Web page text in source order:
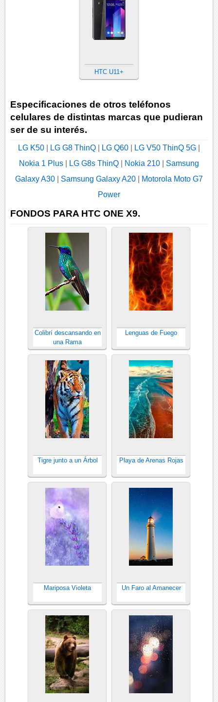
HTC U11+
Especificaciones de otros teléfonos
celulares de distintas marcas que pudieran
ser de su interés.
LG K50 LG G8 ThinQ LG Q60 LG V50 ThinQ 5G
Nokia 1 Plus
LG G8s ThinQ Nokia 210
Samsung
Galaxy A30
Samsung Galaxy A20
Motorola Moto G7
Power
FONDOS PARA HTC ONE X9.
Colibrí descansando en
una Rama
Lenguas de Fuego
Tigre junto a un Árbol Playa de Arenas Rojas
Mariposa Violeta Un Faro al Amanecer